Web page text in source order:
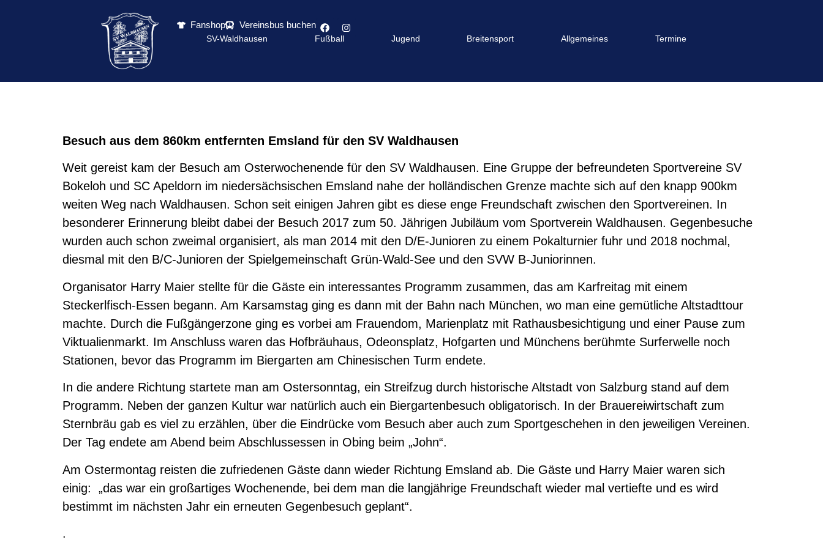
Fanshop Vereinsbus buchen
SV-Waldhausen Fußball Jugend Breitensport Allgemeines Termine
Besuch aus dem 860km entfernten Emsland für den SV Waldhausen
Weit gereist kam der Besuch am Osterwochenende für den SV Waldhausen. Eine Gruppe der befreundeten Sportvereine SV
Bokeloh und SC Apeldorn im niedersächsischen Emsland nahe der holländischen Grenze machte sich auf den knapp 900km
weiten Weg nach Waldhausen. Schon seit einigen Jahren gibt es diese enge Freundschaft zwischen den Sportvereinen. In
besonderer Erinnerung bleibt dabei der Besuch 2017 zum 50. Jährigen Jubiläum vom Sportverein Waldhausen. Gegenbesuche
wurden auch schon zweimal organisiert, als man 2014 mit den D/E-Junioren zu einem Pokalturnier fuhr und 2018 nochmal,
diesmal mit den B/C-Junioren der Spielgemeinschaft Grün-Wald-See und den SVW B-Juniorinnen.
Organisator Harry Maier stellte für die Gäste ein interessantes Programm zusammen, das am Karfreitag mit einem
Steckerlfisch-Essen begann. Am Karsamstag ging es dann mit der Bahn nach München, wo man eine gemütliche Altstadttour
machte. Durch die Fußgängerzone ging es vorbei am Frauendom, Marienplatz mit Rathausbesichtigung und einer Pause zum
Viktualienmarkt. Im Anschluss waren das Hofbräuhaus, Odeonsplatz, Hofgarten und Münchens berühmte Surferwelle noch
Stationen, bevor das Programm im Biergarten am Chinesischen Turm endete.
In die andere Richtung startete man am Ostersonntag, ein Streifzug durch historische Altstadt von Salzburg stand auf dem
Programm. Neben der ganzen Kultur war natürlich auch ein Biergartenbesuch obligatorisch. In der Brauereiwirtschaft zum
Sternbräu gab es viel zu erzählen, über die Eindrücke vom Besuch aber auch zum Sportgeschehen in den jeweiligen Vereinen.
Der Tag endete am Abend beim Abschlussessen in Obing beim „John“.
Am Ostermontag reisten die zufriedenen Gäste dann wieder Richtung Emsland ab. Die Gäste und Harry Maier waren sich
einig: „das war ein großartiges Wochenende, bei dem man die langjährige Freundschaft wieder mal vertiefte und es wird
bestimmt im nächsten Jahr ein erneuten Gegenbesuch geplant“.
.